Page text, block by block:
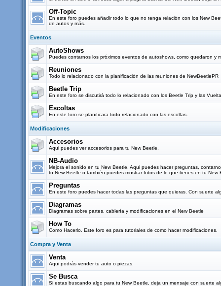
Off-Topic
En este foro puedes añadir todo lo que no tenga relación con los New
de autos y más.
Eventos
AutoShows
Puedes contarnos los próximos eventos de autoshows, como quedaron y
Reuniones
Todo lo relacionado con la planificación de las reuniones de NewBeetlePR
Beetle Trip
En este foro se discutirá todo lo relacionado con los Beetle Trip y las
Escoltas
En este foro se planificara todo relacionado con las escoltas.
Modificaciones
Accesorios
Aqui puedes ver accesorios para tu New Beetle.
NB-Audio
Mejora el sonido en tu New Beetle. Aqui puedes hacer preguntas,
tu New Beetle o también puedes mostrar fotos de lo que tienes en tu New
Preguntas
En este foro puedes hacer todas las preguntas que quieras. Con suerte
Diagramas
Diagramas sobre partes, cablería y modificaciones en el New Beetle
How To
Como Hacerlo. Este foro es para tutoriales de como hacer modificaciones.
Compra y Venta
Venta
Aqui podrás vender tu auto o piezas.
Se Busca
Si estas buscando algo para tu New Beetle, deja un mensaje con suerte